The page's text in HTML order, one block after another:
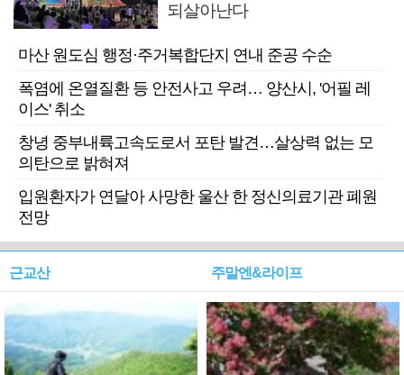
되살아난다
마산 원도심 행정·주거복합단지 연내 준공 수순
폭염에 온열질환 등 안전사고 우려… 양산시, '어필 레
이스' 취소
창녕 중부내륙고속도로서 포탄 발견…살상력 없는 모
의탄으로 밝혀져
입원환자가 연달아 사망한 울산 한 정신의료기관 폐원
전망
근교산 주말엔&라이프